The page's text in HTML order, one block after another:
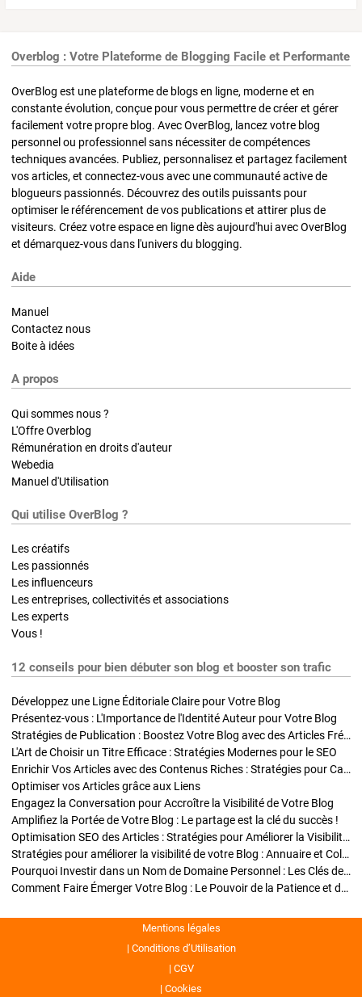
Overblog : Votre Plateforme de Blogging Facile et Performante
OverBlog est une plateforme de blogs en ligne, moderne et en
constante évolution, conçue pour vous permettre de créer et gérer
facilement votre propre blog. Avec OverBlog, lancez votre blog
personnel ou professionnel sans nécessiter de compétences
techniques avancées. Publiez, personnalisez et partagez facilement
vos articles, et connectez-vous avec une communauté active de
blogueurs passionnés. Découvrez des outils puissants pour
optimiser le référencement de vos publications et attirer plus de
visiteurs. Créez votre espace en ligne dès aujourd'hui avec OverBlog
et démarquez-vous dans l'univers du blogging.
Aide
Manuel
Contactez nous
Boite à idées
A propos
Qui sommes nous ?
L'Offre Overblog
Rémunération en droits d'auteur
Webedia
Manuel d'Utilisation
Qui utilise OverBlog ?
Les créatifs
Les passionnés
Les influenceurs
Les entreprises, collectivités et associations
Les experts
Vous !
12 conseils pour bien débuter son blog et booster son trafic
Développez une Ligne Éditoriale Claire pour Votre Blog
Présentez-vous : L'Importance de l'Identité Auteur pour Votre Blog
Stratégies de Publication : Boostez Votre Blog avec des Articles Fréquents et Exclusifs
L'Art de Choisir un Titre Efficace : Stratégies Modernes pour le SEO
Enrichir Vos Articles avec des Contenus Riches : Stratégies pour Captiver et Optimiser
Optimiser vos Articles grâce aux Liens
Engagez la Conversation pour Accroître la Visibilité de Votre Blog
Amplifiez la Portée de Votre Blog : Le partage est la clé du succès !
Optimisation SEO des Articles : Stratégies pour Améliorer la Visibilité de Votre Blog
Stratégies pour améliorer la visibilité de votre Blog : Annuaire et Collaborations
Pourquoi Investir dans un Nom de Domaine Personnel : Les Clés de la Réussite de Votre Blog
Comment Faire Émerger Votre Blog : Le Pouvoir de la Patience et de la Persévérance
Mentions légales
Conditions d’Utilisation
CGV
Cookies